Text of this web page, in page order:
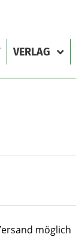
VERLAG
möglich